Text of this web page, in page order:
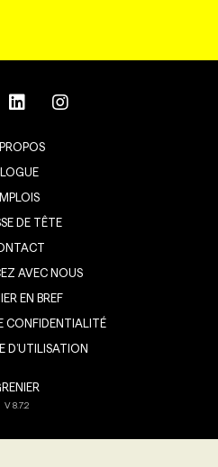
DE TÊTE
AVEC NOUS
EN BREF
CONFIDENTIALITÉ
D’UTILISATION
V8.7.2